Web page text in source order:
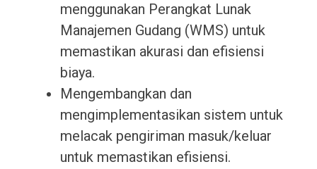
menggunakan Perangkat Lunak
Manajemen Gudang (WMS) untuk
memastikan akurasi dan efisiensi
biaya.
Mengembangkan dan
mengimplementasikan sistem untuk
melacak pengiriman masuk/keluar
untuk memastikan efisiensi.